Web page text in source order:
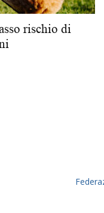
rischio di